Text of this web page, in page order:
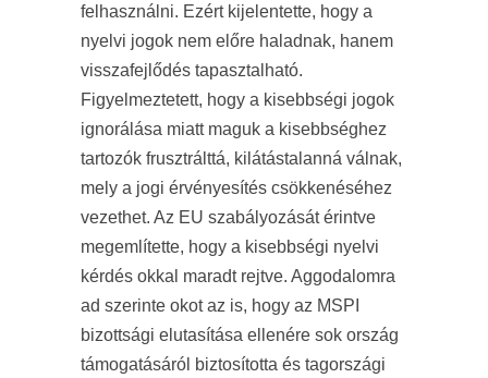
felhasználni. Ezért kijelentette, hogy a
nyelvi jogok nem előre haladnak, hanem
visszafejlődés tapasztalható.
Figyelmeztetett, hogy a kisebbségi jogok
ignorálása miatt maguk a kisebbséghez
tartozók frusztrálttá, kilátástalanná válnak,
mely a jogi érvényesítés csökkenéséhez
vezethet. Az EU szabályozását érintve
megemlítette, hogy a kisebbségi nyelvi
kérdés okkal maradt rejtve. Aggodalomra
ad szerinte okot az is, hogy az MSPI
bizottsági elutasítása ellenére sok ország
támogatásáról biztosította és tagországi